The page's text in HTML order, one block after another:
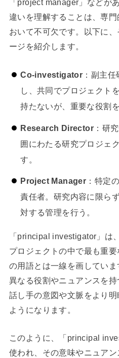
「project manager」などが
違いを理解することは、専
おいて不可欠です。以下に
ージを紹介します。
Co-investigator ：副主
し、共同でプロジェクト
持たないが、重要な役割を
Research Director ：研
囲にわたる研究プロジェ
す。
Project Manager ：特定
責任者。研究内容に限ら
対する管理を行う。
「principal investigator」は
プロジェクトの中で最も重
の用語とは一線を画してい
異なる役割やニュアンスを持
話し手の意図や文脈をより
ようになります。
このように、「principal
使われ、その意味やニュア